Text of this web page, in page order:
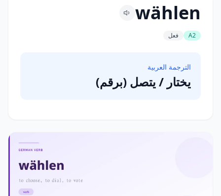
wählen
A2 فعل
الترجمة العربية
يختار / يتصل (برقم)